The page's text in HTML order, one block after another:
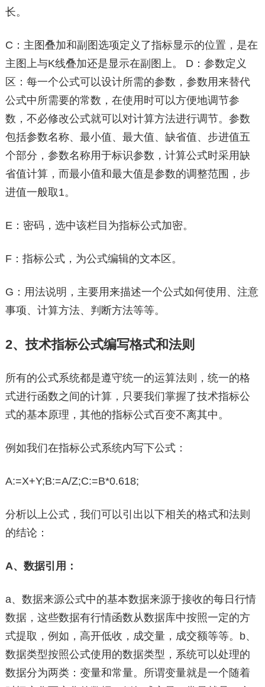
长。
C：主图叠加和副图选项定义了指标显示的位置，是在
主图上与K线叠加还是显示在副图上。 D：参数定义
区：每一个公式可以设计所需的参数，参数用来替代
公式中所需要的常数，在使用时可以方便地调节参
数，不必修改公式就可以对计算方法进行调节。参数
包括参数名称、最小值、最大值、缺省值、步进值五
个部分，参数名称用于标识参数，计算公式时采用缺
省值计算，而最小值和最大值是参数的调整范围，步
进值一般取1。
E：密码，选中该栏目为指标公式加密。
F：指标公式，为公式编辑的文本区。
G：用法说明，主要用来描述一个公式如何使用、注意
事项、计算方法、判断方法等等。
2、技术指标公式编写格式和法则
所有的公式系统都是遵守统一的运算法则，统一的格
式进行函数之间的计算，只要我们掌握了技术指标公
式的基本原理，其他的指标公式百变不离其中。
例如我们在指标公式系统内写下公式：
A:=X+Y;B:=A/Z;C:=B*0.618;
分析以上公式，我们可以引出以下相关的格式和法则
的结论：
A、数据引用：
a、数据来源公式中的基本数据来源于接收的每日行情
数据，这些数据有行情函数从数据库中按照一定的方
式提取，例如，高开低收，成交量，成交额等等。b、
数据类型按照公式使用的数据类型，系统可以处理的
数据分为两类：变量和常量。所谓变量就是一个随着